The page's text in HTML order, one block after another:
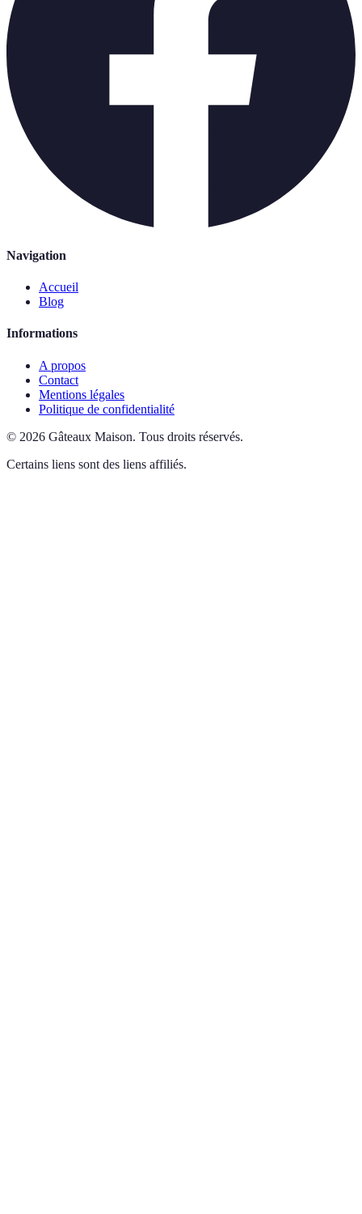
Navigation
Accueil
Blog
Informations
A propos
Contact
Mentions légales
Politique de confidentialité
© 2026 Gâteaux Maison. Tous droits réservés.
Certains liens sont des liens affiliés.